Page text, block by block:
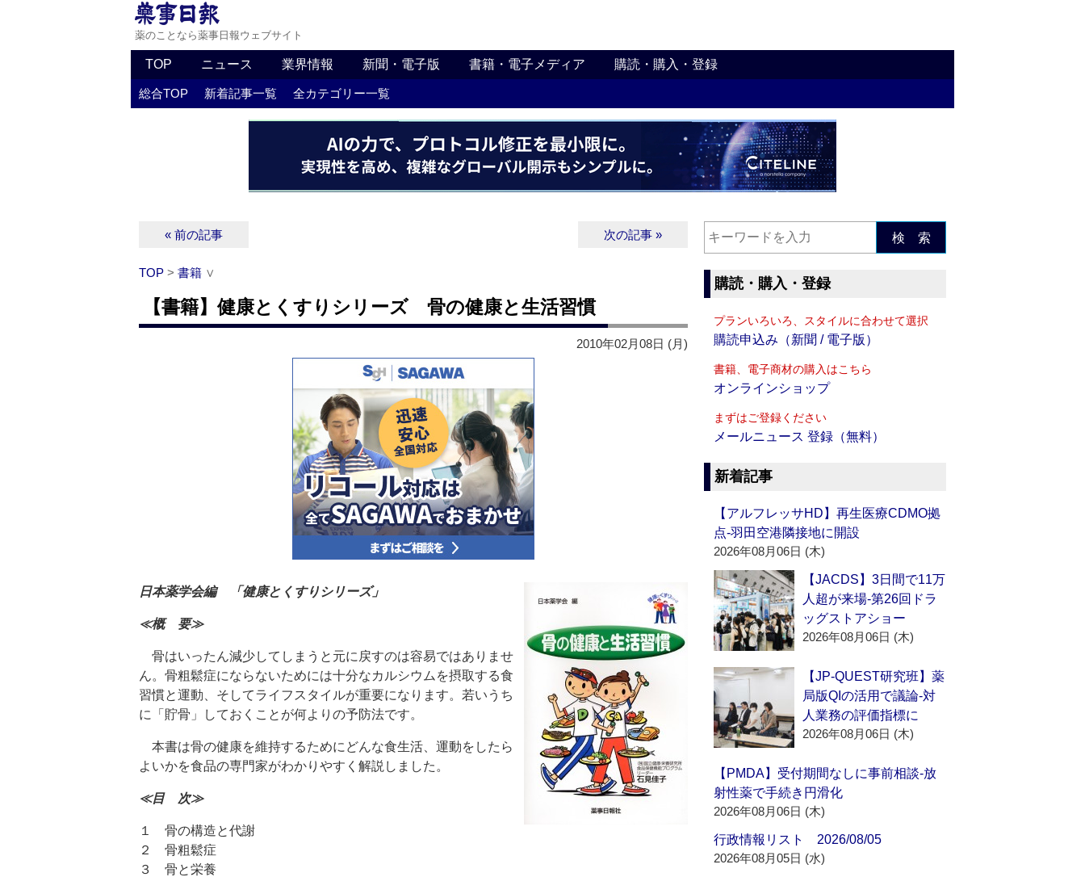
薬のことなら薬事日報ウェブサイト
TOP ニュース 業界情報 新聞・電子版 書籍・電子メディア 購読・購入・登録
総合TOP 新着記事一覧 全カテゴリー一覧
« 前の記事 次の記事 »
TOP > 書籍 ∨
【書籍】健康とくすりシリーズ 骨の健康と生活習慣
2010年02月08日 (月)
日本薬学会編 「健康とくすりシリーズ」
≪概 要≫
骨はいったん減少してしまうと元に戻すのは容易ではありませ
ん。骨粗鬆症にならないためには十分なカルシウムを摂取する食
習慣と運動、そしてライフスタイルが重要になります。若いうち
に「貯骨」しておくことが何よりの予防法です。
本書は骨の健康を維持するためにどんな食生活、運動をしたら
よいかを食品の専門家がわかりやすく解説しました。
≪目 次≫
１ 骨の構造と代謝
２ 骨粗鬆症
３ 骨と栄養
検 索
購読・購入・登録
プランいろいろ、スタイルに合わせて選択
購読申込み（新聞 / 電子版）
書籍、電子商材の購入はこちら
オンラインショップ
まずはご登録ください
メールニュース 登録（無料）
新着記事
【アルフレッサHD】再生医療CDMO拠
点‐羽田空港隣接地に開設
2026年08月06日 (木)
【JACDS】3日間で11万
人超が来場‐第26回ドラ
ッグストアショー
2026年08月06日 (木)
【JP-QUEST研究班】薬
局版QIの活用で議論‐対
人業務の評価指標に
2026年08月06日 (木)
【PMDA】受付期間なしに事前相談‐放
射性薬で手続き円滑化
2026年08月06日 (木)
行政情報リスト 2026/08/05
2026年08月05日 (水)